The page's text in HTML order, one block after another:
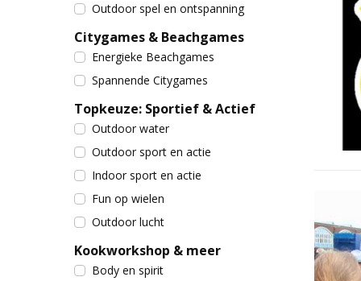
Outdoor spel en ontspanning
Citygames & Beachgames
Energieke Beachgames
Spannende Citygames
Topkeuze: Sportief & Actief
Outdoor water
Outdoor sport en actie
Indoor sport en actie
Fun op wielen
Outdoor lucht
Kookworkshop & meer
Body en spirit